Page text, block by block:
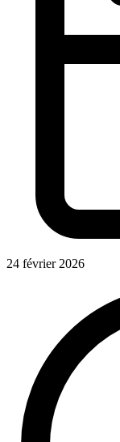
24 février 2026